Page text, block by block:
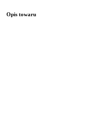
Opis towaru